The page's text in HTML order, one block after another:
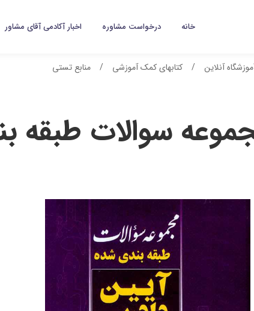
خانه درخواست مشاوره اخبار آکادمی آقای مشاور
سوالات طبقه
آنلاین کتابهای کمک آموزشی منابع تستی